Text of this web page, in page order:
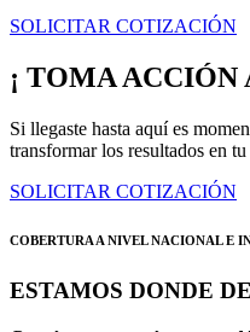
SOLICITAR COTIZACIÓN
¡ TOMA ACCIÓN
Si llegaste hasta aquí es
transformar los resultados en
SOLICITAR COTIZACIÓN
COBERTURA A NIVEL NACIONAL E
ESTAMOS DONDE